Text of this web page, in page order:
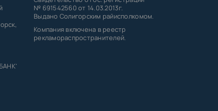
№ 691542560 от 14.03.2013г.
Выдано Солигорским райисполкомом.
Компания включена в реестр
рекламораспространителей.